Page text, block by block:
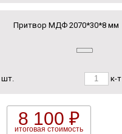
Притвор МДФ 2070*30*8 мм
шт. к-т
8 100 ₽
итоговая стоимость